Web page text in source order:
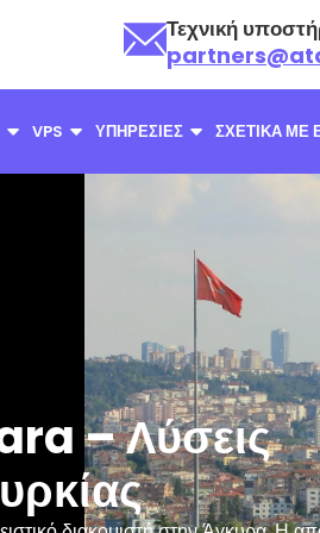
Τεχνική
VPS ΥΠΗΡΕΣΊΕΣ ΣΧΕΤΙΚΆ ΜΕ
– Λύσεις